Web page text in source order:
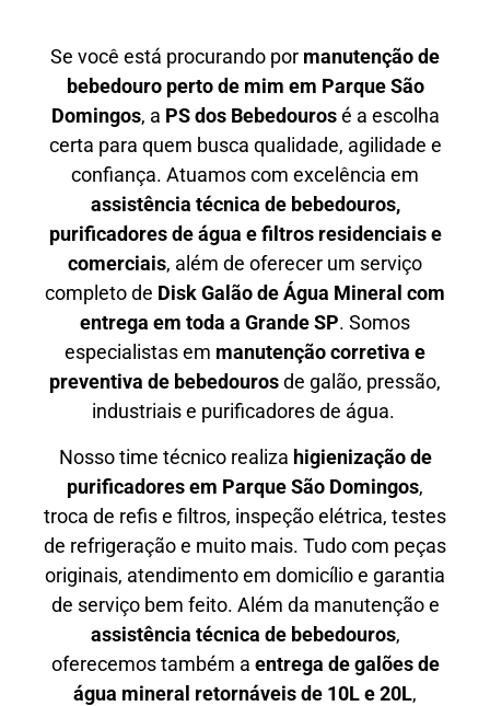
Se você está procurando por manutenção de
bebedouro perto de mim em Parque São
Domingos, a PS dos Bebedourosé a escolha
certa para quem busca qualidade, agilidade e
confiança. Atuamos com excelência em
assistência técnica de bebedouros,
purificadores de água e filtros residenciais e
comerciais, além de oferecer um serviço
completo de Disk Galão de Água Mineral com
entrega em toda a Grande SP. Somos
especialistas em manutenção corretiva e
preventiva de bebedourosde galão, pressão,
industriais e purificadores de água.
Nosso time técnico realiza higienização de
purificadores em Parque São Domingos,
troca de refis e filtros, inspeção elétrica, testes
de refrigeração e muito mais. Tudo com peças
originais, atendimento em domicílio e garantia
de serviço bem feito. Além da manutenção e
assistência técnica de bebedouros,
oferecemos também a entrega de galões de
água mineral retornáveis de 10L e 20L,